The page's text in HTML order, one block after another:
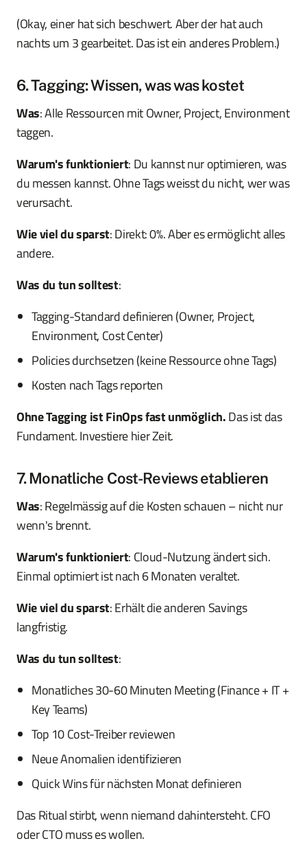
(Okay, einer hat sich beschwert. Aber der hat auch
nachts um 3 gearbeitet. Das ist ein anderes Problem.)
6. Tagging: Wissen, was was kostet
Was: Alle Ressourcen mit Owner, Project, Environment
taggen.
Warum's funktioniert: Du kannst nur optimieren, was
du messen kannst. Ohne Tags weisst du nicht, wer was
verursacht.
Wie viel du sparst: Direkt: 0%. Aber es ermöglicht alles
andere.
Was du tun solltest:
Tagging-Standard definieren (Owner, Project,
Environment, Cost Center)
Policies durchsetzen (keine Ressource ohne Tags)
Kosten nach Tags reporten
Ohne Tagging ist FinOps fast unmöglich.Das ist das
Fundament. Investiere hier Zeit.
7. Monatliche Cost-Reviews etablieren
Was: Regelmässig auf die Kosten schauen – nicht nur
wenn's brennt.
Warum's funktioniert: Cloud-Nutzung ändert sich.
Einmal optimiert ist nach 6 Monaten veraltet.
Wie viel du sparst: Erhält die anderen Savings
langfristig.
Was du tun solltest:
Monatliches 30-60 Minuten Meeting (Finance + IT +
Key Teams)
Top 10 Cost-Treiber reviewen
Neue Anomalien identifizieren
Quick Wins für nächsten Monat definieren
Das Ritual stirbt, wenn niemand dahintersteht. CFO
oder CTO muss es wollen.